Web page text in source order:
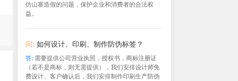
仿山寨造假的问题，保护企业和消费者的合法权
益。
问: 如何设计、印刷、制作防伪标签？
答:需要提供公司营业执照，授权书，商标注册证
（若不是商标，则无需提供），我们安排设计师免
费设计、客户确认后，我们安排制作印刷生产防伪